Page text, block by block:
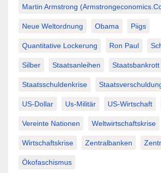
Martin Armstrong
Neue Weltordnung Obama Piigs
Quantitative Lockerung Ron Paul
Silber Staatsanleihen Staatsbankrott
Staatsschuldenkrise
US-Dollar Us-Militär US-Wirtschaft
Vereinte Nationen Weltwirtschaftskrise
Wirtschaftskrise Zentralbanken
Ökofaschismus